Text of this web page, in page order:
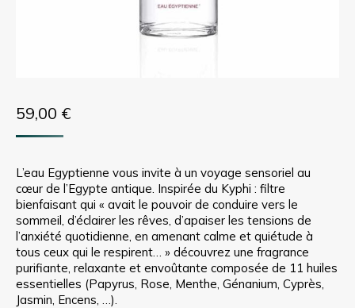
59,00 €
L’eau Egyptienne vous invite à un voyage sensoriel au
cœur de l’Egypte antique. Inspirée du Kyphi : filtre
bienfaisant qui « avait le pouvoir de conduire vers le
sommeil, d’éclairer les rêves, d’apaiser les tensions de
l’anxiété quotidienne, en amenant calme et quiétude à
tous ceux qui le respirent… » découvrez une fragrance
purifiante, relaxante et envoûtante composée de 11 huiles
essentielles (Papyrus, Rose, Menthe, Génanium, Cyprès,
Jasmin, Encens, …).